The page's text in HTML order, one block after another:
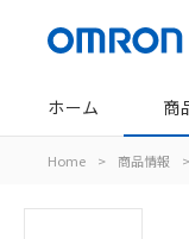
ホーム 商
Home > 商品情報 >